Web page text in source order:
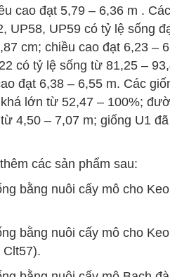
cao đạt 5,79 – 6,36 m .
UP58, UP59 có tỷ lệ sống
cm; chiều cao đạt 6,23 –
có tỷ lệ sống từ 81,25 –
đạt 6,38 – 6,55 m. Các
lớn từ 52,47 – 100%;
4,50 – 7,07 m; giống U1
các sản phẩm sau:
bằng nuôi cấy mô cho
bằng nuôi cấy mô cho